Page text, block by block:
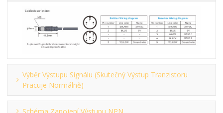
Výběr Výstupu Signálu (skutečný Výstup Tranzistoru
Pracuje Normálně)
Schéma Zapojení Výstupu NPN